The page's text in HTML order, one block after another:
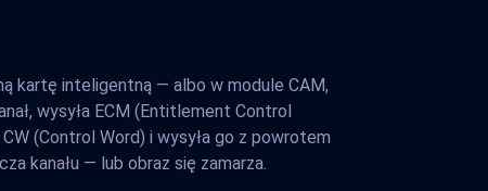
kartę inteligentną — albo w module CAM,
wysyła ECM (Entitlement Control
(Control Word) i wysyła go z powrotem
kanału — lub obraz się zamarza.